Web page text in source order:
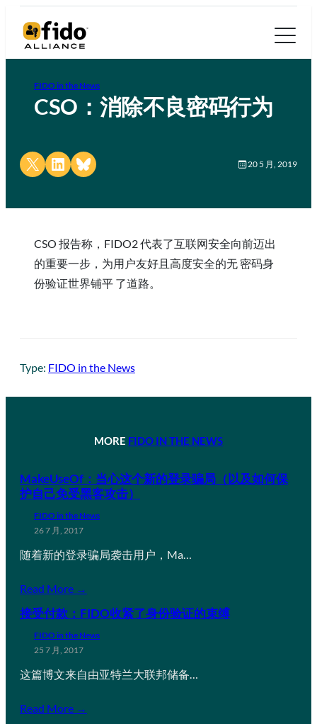
FIDO in the News
CSO：消除不良密码行为
Share on X Share on LinkedIn
Share on Bluesky 20 5 月, 2019
CSO 报告称，FIDO2 代表了互联网安全向前迈出
的重要一步，为用户友好且高度安全的无 密码身
份验证世界铺平 了道路。
Type: FIDO in the News
MORE FIDO IN THE NEWS
MakeUseOf：当心这个新的登录骗局（以及如何保
护自己免受黑客攻击）
FIDO in the News
26 7 月, 2017
随着新的登录骗局袭击用户，Ma…
Read More →
接受付款：FIDO收紧了身份验证的束缚
FIDO in the News
25 7 月, 2017
这篇博文来自由亚特兰大联邦储备…
Read More →